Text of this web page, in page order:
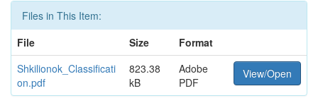
Files in This Item:
File
Size
Format
Shkilionok_Classificati
on.pdf
823.38
kB
Adobe
PDF
View/Open